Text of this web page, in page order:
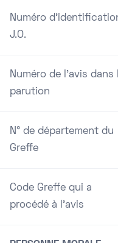
Numéro
J.O.
Numéro de l'avis dans
parution
N° de département du
Greffe
Code Greffe qui a
procédé à l'avis